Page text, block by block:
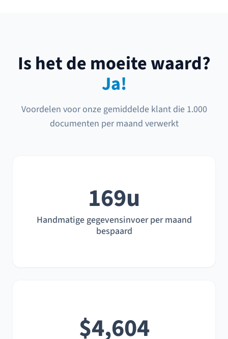
Is het de moeite waard?
Ja!
Voordelen voor onze gemiddelde klant die 1.000
documenten per maand verwerkt
169u
Handmatige gegevensinvoer per maand
bespaard
$4,604